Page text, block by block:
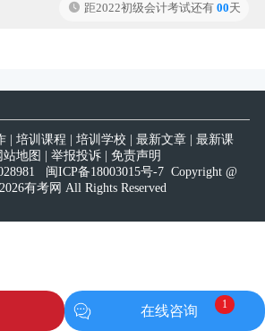
距2022初级会计考试还有 00天
| 培训课程 | 培训学校 | 最新文章| 最新课
站地图 | 举报投诉| 免责声明
闽ICP备18003015号-7 Copyright @
有考网 All Rights Reserved
在线咨询 1